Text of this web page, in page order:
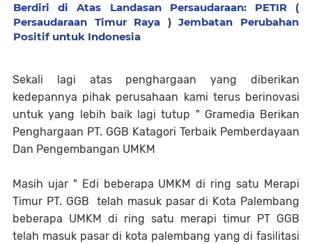
Berdiri di Atas Landasan Persaudaraan: PETIR (
Persaudaraan Timur Raya ) Jembatan Perubahan
Positif untuk Indonesia
Sekali lagi atas penghargaan yang diberikan
kedepannya pihak perusahaan kami terus berinovasi
untuk yang lebih baik lagi tutup " Gramedia Berikan
Penghargaan PT. GGB Katagori Terbaik Pemberdayaan
Dan Pengembangan UMKM
Masih ujar " Edi beberapa UMKM di ring satu Merapi
Timur PT. GGB telah masuk pasar di Kota Palembang
beberapa UMKM di ring satu merapi timur PT GGB
telah masuk pasar di kota palembang yang di fasilitasi